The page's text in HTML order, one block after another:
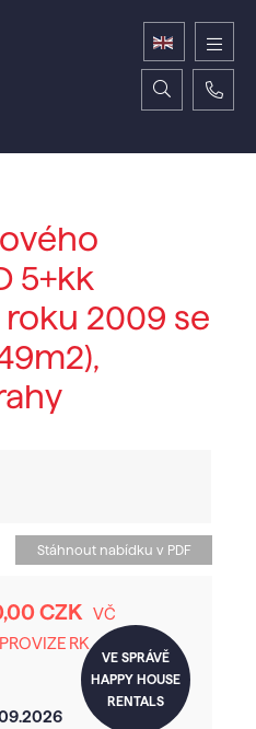
5+kk
roku 2009 se
Stáhnout nabídku v PDF
CZK VČ
RK
VE SPRÁVĚ
HAPPY HOUSE
RENTALS